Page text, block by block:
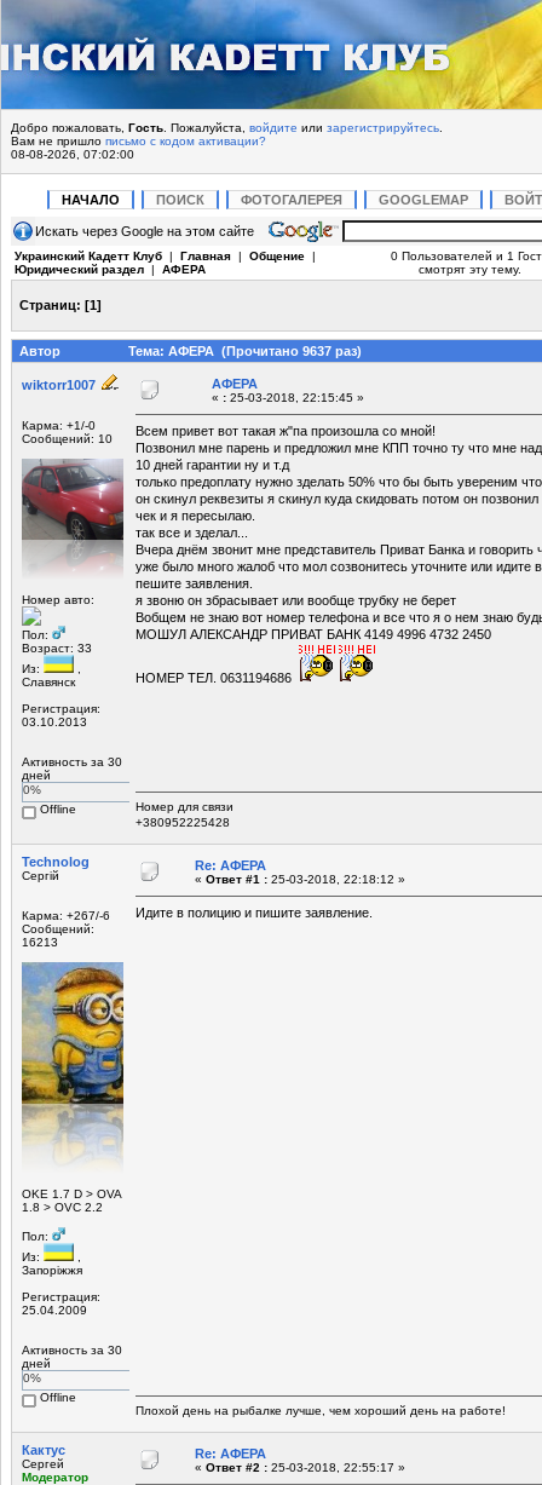
Добро пожаловать, Гость . Пожалуйста, войдите или зарегистрируйтесь
Вам не пришло письмо с кодом активации?
08-08-2026, 07:02:00
НАЧАЛО ПОИСК ФОТОГАЛЕРЕЯ GOOGLEMAP
Искать через Google на этом сайте
Украинский Кадетт Клуб | Главная | Общение |
Юридический раздел | АФЕРА
0 Пользователей и 1
смотрят эту тему.
Страниц: [1]
Автор Тема: АФЕРА (Прочитано 9637 раз)
wiktorr1007
Карма: +1/-0
Сообщений: 10
Номер авто:
Пол:
Возраст: 33
Из:
Славянск
Регистрация:
03.10.2013
Активность за 30
дней
0%
Offline
АФЕРА
« : 25-03-2018, 22:15:45 »
Всем привет вот такая ж"па произошла со мной!
Позвонил мне парень и предложил мне КПП точно ту что мне
10 дней гарантии ну и т.д
только предоплату нужно зделать 50% что бы быть увереним
он скинул реквезиты я скинул куда скидовать потом он
чек и я пересылаю.
так все и зделал...
Вчера днём звонит мне представитель Приват Банка и говорить
уже было много жалоб что мол созвонитесь уточните или идите
пешите заявления.
я звоню он збрасывает или вообще трубку не берет
Вобщем не знаю вот номер телефона и все что я о нем знаю
МОШУЛ АЛЕКСАНДР ПРИВАТ БАНК 4149 4996 4732 2450
НОМЕР ТЕЛ. 0631194686
Номер для связи
+380952225428
Technolog
Сергій
Карма: +267/-6
Сообщений:
16213
ОKE 1.7 D > OVA
1.8 > OVC 2.2
Пол:
Из:
Запоріжжя
Регистрация:
25.04.2009
Активность за 30
дней
0%
Offline
Re: АФЕРА
« Ответ #1 : 25-03-2018, 22:18:12 »
Идите в полицию и пишите заявление.
Плохой день на рыбалке лучше, чем хороший день на работе!
Кактус
Сергей
Модератор
Re: АФЕРА
« Ответ #2 : 25-03-2018, 22:55:17 »